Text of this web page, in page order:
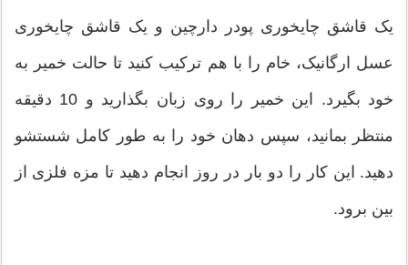
یک قاشق چایخوری پودر دارچین و یک قاشق چایخوری
عسل ارگانیک، خام را با هم ترکیب کنید تا حالت خمیر به
خود بگیرد. این خمیر را روی زبان بگذارید و 10 دقیقه
منتظر بمانید، سپس دهان خود را به طور کامل شستشو
دهید. این کار را دو بار در روز انجام دهید تا مزه فلزی از
بین برود.